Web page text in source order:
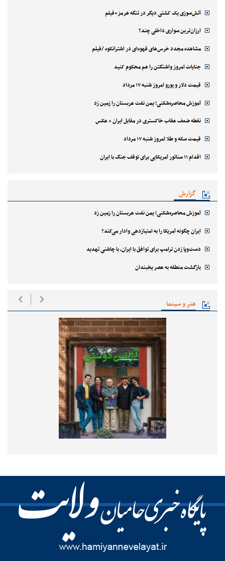
آتش‌سوزی یک کشتی دیگر در تنگه هرمز+فیلم
ارزان‌ترین سواری داخلی چند؟
مشاهده مجدد خرس‌های قهوه‌ای در اشترانکوه /فیلم
جنایات امروز واشنگتن را هم محکوم کنید
قیمت دلار و یورو امروز شنبه ۱۷ مرداد
آموزش محاصره‌شکنی؛ یمن نفت عربستان را زمین زد
نقطه ضعف عقاب خاکستری در مقابل ایران + عکس
قیمت سکه و طلا امروز شنبه ۱۷ مرداد
اقدام ۱۱ سناتور آمریکایی برای توقف جنگ با ایران
گزارش
آموزش محاصره‌شکنی؛ یمن نفت عربستان را زمین زد
ایران چگونه آمریکا را به امتیازدهی وادار می‌کند؟
دست‌وپا زدن ترامپ برای توافق با ایران، با چاشنی تهدید
بازگشت منطقه به عصر یخبندان
هنر و سینما